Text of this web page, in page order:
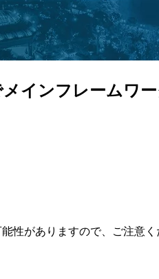
インフレームワ
性がありますので、ご注意く